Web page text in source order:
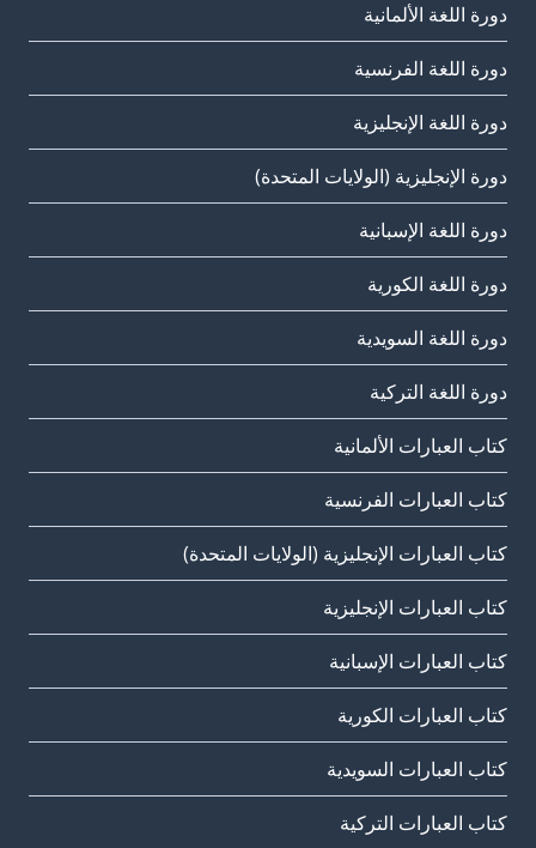
دورة اللغة الألمانية
دورة اللغة الفرنسية
دورة اللغة الإنجليزية
دورة الإنجليزية (الولايات المتحدة)
دورة اللغة الإسبانية
دورة اللغة الكورية
دورة اللغة السويدية
دورة اللغة التركية
كتاب العبارات الألمانية
كتاب العبارات الفرنسية
كتاب العبارات الإنجليزية (الولايات المتحدة)
كتاب العبارات الإنجليزية
كتاب العبارات الإسبانية
كتاب العبارات الكورية
كتاب العبارات السويدية
كتاب العبارات التركية